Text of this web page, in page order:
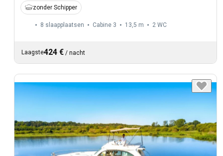
zonder Schipper
8 slaapplaatsen Cabine 3 13,5 m 2 WC
Laagste424 € / nacht